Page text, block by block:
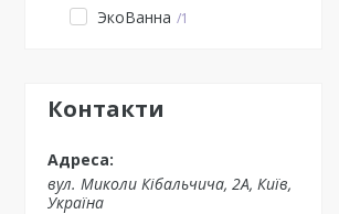
ЭкоВанна 1
Контакти
вул. Миколи Кібальчича, 2А, Київ,
Україна